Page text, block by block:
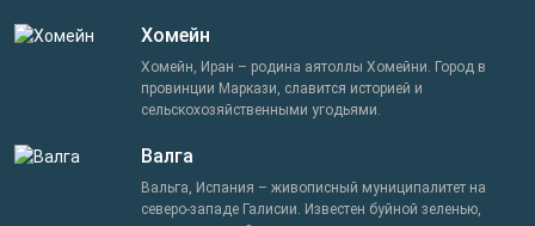
Хомейн
Хомейн, Иран – родина аятоллы Хомейни. Город в
провинции Маркази, славится историей и
сельскохозяйственными угодьями.
Валга
Вальга, Испания – живописный муниципалитет на
северо-западе Галисии. Известен буйной зеленью,